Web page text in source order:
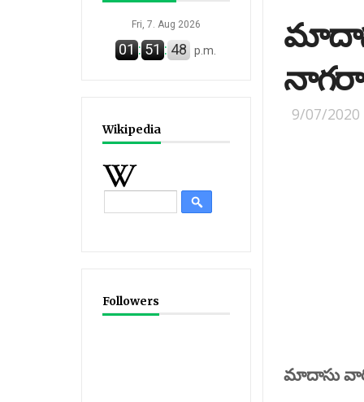
Fri, 7. Aug 2026
01 :51 : 49 p.m.
Wikipedia
Followers
9/07/2020
మాదాసు